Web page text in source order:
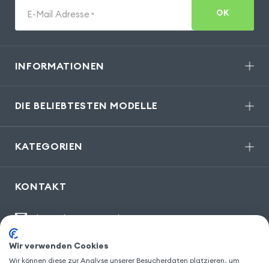
E-Mail Adresse * OK
INFORMATIONEN
DIE BELIEBTESTEN MODELLE
KATEGORIEN
KONTAKT
kontakt@gsm55.de
30, bis rue Girard
Wir verwenden Cookies
Wir können diese zur Analyse unserer Besucherdaten platzieren, um